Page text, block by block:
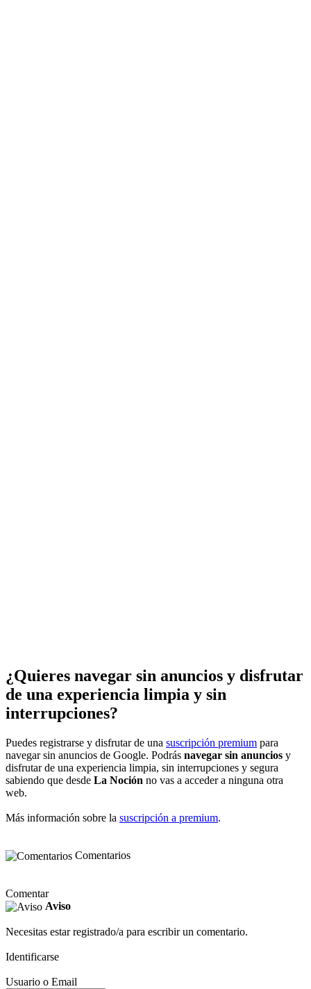
¿Quieres navegar sin anuncios y disfrutar
de una experiencia limpia y sin
interrupciones?
Puedes registrarse y disfrutar de una suscripción premium para
navegar sin anuncios de Google. Podrás navegar sin anuncios y
disfrutar de una experiencia limpia, sin interrupciones y segura
sabiendo que desde La Noción no vas a acceder a ninguna otra
web.
Más información sobre la suscripción a premium.
Comentarios
Comentar
Aviso
Necesitas estar registrado/a para escribir un comentario.
Identificarse
Usuario o Email